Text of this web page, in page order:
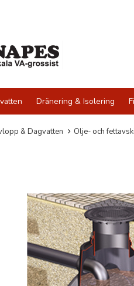
Dränering & Isolering
& Dagvatten Olje- och